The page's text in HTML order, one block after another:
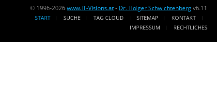
© 1996-2026www.IT-Visions.at- Dr. Holger Schwichtenbergv6.11
START SUCHE TAG CLOUD SITEMAP
KONTAKT
IMPRESSUM
RECHTLICHES